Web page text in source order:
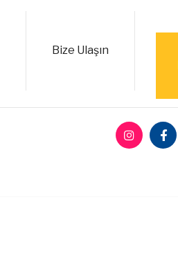
Bize Ulaşın